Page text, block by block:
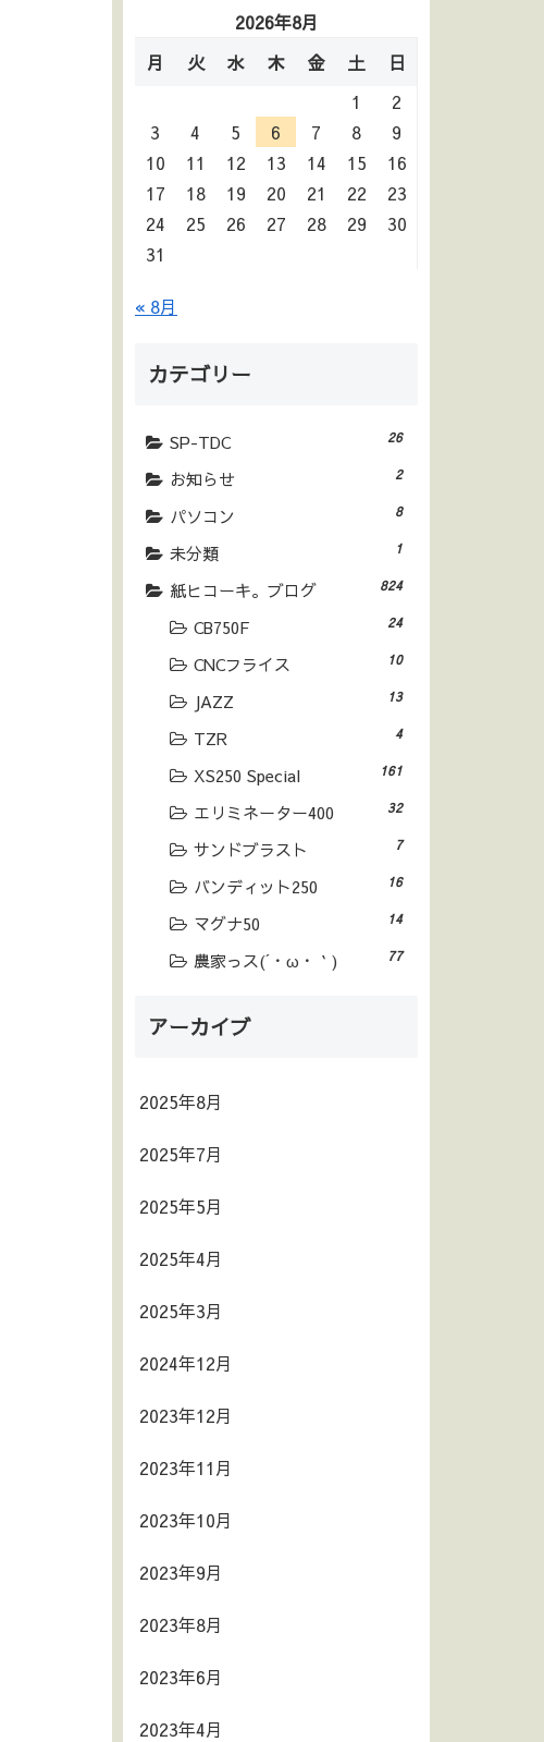
2026年8月
月
火 水 木 金 土
日
1
2
3
4 5 6 7 8
9
10
11 12 13 14 15
16
17
18 19 20 21 22
23
24
25 26 27 28 29
30
31
« 8月
カテゴリー
SP-TDC 26
お知らせ 2
パソコン 8
未分類 1
紙ヒコーキ。ブログ 824
CB750F 24
CNCフライス 10
JAZZ 13
TZR 4
XS250 Special 161
エリミネーター400 32
サンドブラスト 7
バンディット250 16
マグナ50 14
農家っス(´・ω・｀) 77
アーカイブ
2025年8月
2025年7月
2025年5月
2025年4月
2025年3月
2024年12月
2023年12月
2023年11月
2023年10月
2023年9月
2023年8月
2023年6月
2023年4月